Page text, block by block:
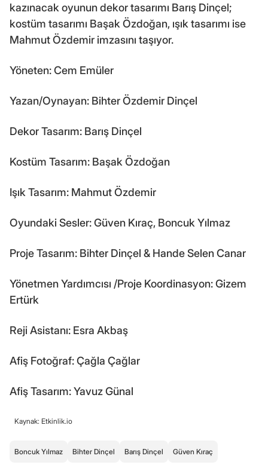
kazınacak oyunun dekor tasarımı Barış Dinçel;
kostüm tasarımı Başak Özdoğan, ışık tasarımı ise
Mahmut Özdemir imzasını taşıyor.
Yöneten: Cem Emüler
Yazan/Oynayan: Bihter Özdemir Dinçel
Dekor Tasarım: Barış Dinçel
Kostüm Tasarım: Başak Özdoğan
Işık Tasarım: Mahmut Özdemir
Oyundaki Sesler: Güven Kıraç, Boncuk Yılmaz
Proje Tasarım: Bihter Dinçel & Hande Selen Canar
Yönetmen Yardımcısı /Proje Koordinasyon: Gizem
Ertürk
Reji Asistanı: Esra Akbaş
Afiş Fotoğraf: Çağla Çağlar
Afiş Tasarım: Yavuz Günal
Kaynak: Etkinlik.io
Boncuk Yılmaz Bihter Dinçel Barış Dinçel Güven Kıraç